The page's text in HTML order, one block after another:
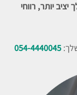
יותר, רווחי
054-4440045